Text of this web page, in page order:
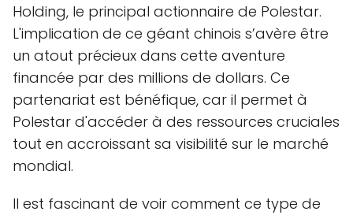
Holding, le principal actionnaire de Polestar.
L'implication de ce géant chinois s’avère être
un atout précieux dans cette aventure
financée par des millions de dollars. Ce
partenariat est bénéfique, car il permet à
Polestar d'accéder à des ressources cruciales
tout en accroissant sa visibilité sur le marché
mondial.
Il est fascinant de voir comment ce type de